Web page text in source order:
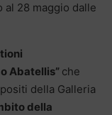
al 28 maggio dalle
Abatellis” che
della Galleria
della